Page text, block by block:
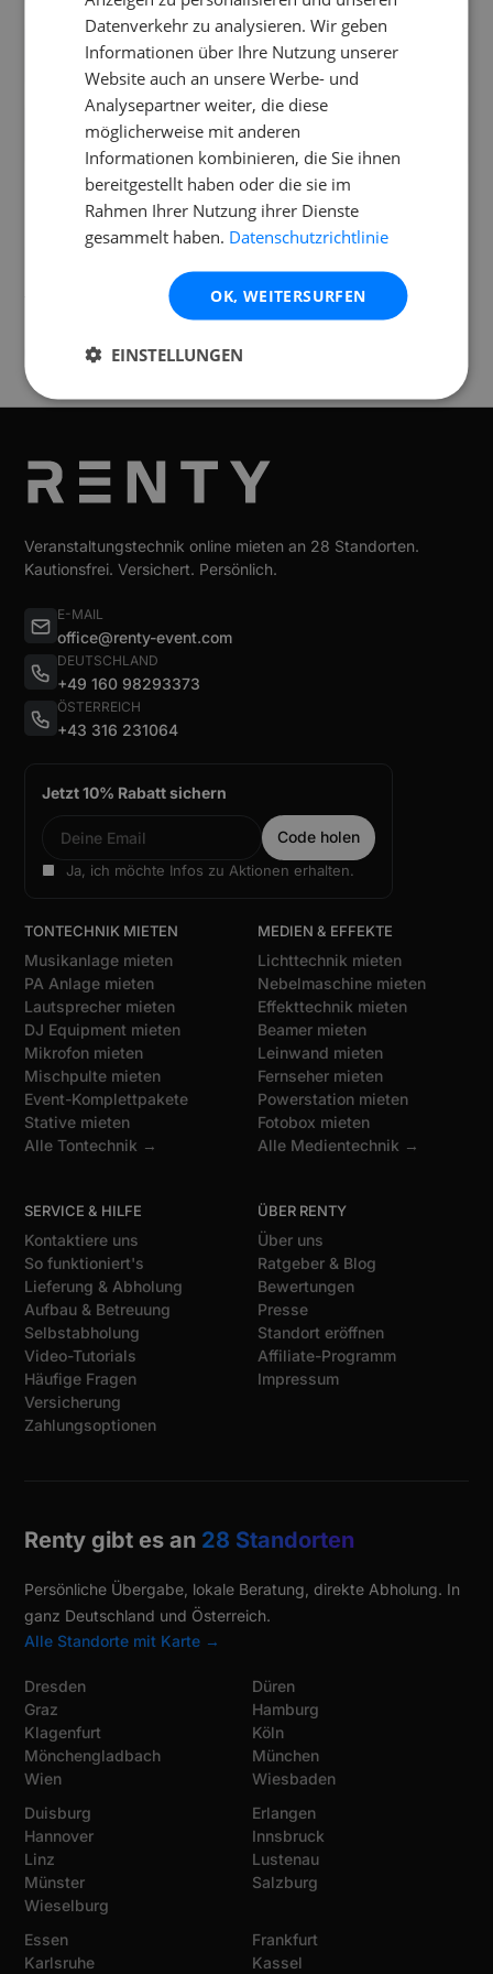
Was gehört zum Lieferumfang von der Alto
TS Aktiv?
Kann ich die Alto TS Aktiv draußen
einsetzen?
Verfügbar an folgendenStandorten
Veranstaltungstechnik online mieten an 28 Standorten.
Kautionsfrei. Versichert. Persönlich.
E-MAIL
office@renty-event.com
DEUTSCHLAND
+49 160 98293373
ÖSTERREICH
+43 316 231064
Jetzt 10% Rabatt sichern
Ja, ich möchte Infos zu Aktionen erhalten.
TONTECHNIK MIETEN
Musikanlage mieten
PA Anlage mieten
Lautsprecher mieten
DJ Equipment mieten
Mikrofon mieten
Mischpulte mieten
Event-Komplettpakete
Stative mieten
Alle Tontechnik →
MEDIEN & EFFEKTE
Lichttechnik mieten
Nebelmaschine mieten
Effekttechnik mieten
Beamer mieten
Leinwand mieten
Fernseher mieten
Powerstation mieten
Fotobox mieten
Alle Medientechnik →
SERVICE & HILFE
Kontaktiere uns
So funktioniert's
Lieferung & Abholung
Aufbau & Betreuung
Selbstabholung
Video-Tutorials
Häufige Fragen
Versicherung
Zahlungsoptionen
ÜBER RENTY
Über uns
Ratgeber & Blog
Bewertungen
Presse
Standort eröffnen
Affiliate-Programm
Impressum
Renty gibt es an 28 Standorten
Persönliche Übergabe, lokale Beratung, direkte Abholung. In
ganz Deutschland und Österreich.
Alle Standorte mit Karte →
Dresden
Graz
Klagenfurt
Mönchengladbach
Wien
Düren
Hamburg
Köln
München
Wiesbaden
Duisburg
Hannover
Linz
Münster
Wieselburg
Erlangen
Innsbruck
Lustenau
Salzburg
Essen
Karlsruhe
Frankfurt
Kassel
Datenverkehr zu analysieren. Wir geben
Informationen über Ihre Nutzung unserer
Website auch an unsere Werbe- und
Analysepartner weiter, die diese
möglicherweise mit anderen
Informationen kombinieren, die Sie ihnen
bereitgestellt haben oder die sie im
Rahmen Ihrer Nutzung ihrer Dienste
gesammelt haben. Datenschutzrichtlinie
OK, WEITERSURFEN
EINSTELLUNGEN